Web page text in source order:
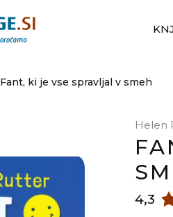
Fant, ki je vse spravljal v smeh
Helen
4,3